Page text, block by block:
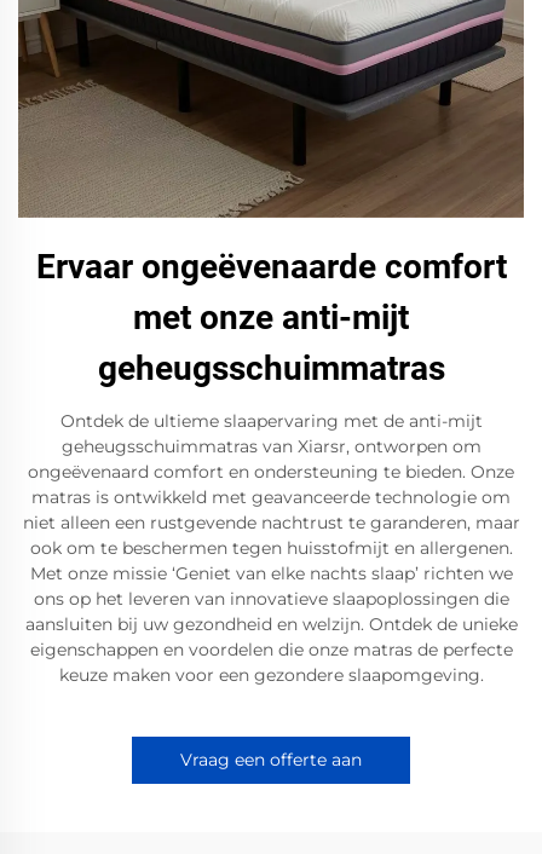
Ervaar ongeëvenaarde comfort
met onze anti-mijt
geheugsschuimmatras
Ontdek de ultieme slaapervaring met de anti-mijt
geheugsschuimmatras van Xiarsr, ontworpen om
ongeëvenaard comfort en ondersteuning te bieden. Onze
matras is ontwikkeld met geavanceerde technologie om
niet alleen een rustgevende nachtrust te garanderen, maar
ook om te beschermen tegen huisstofmijt en allergenen.
Met onze missie ‘Geniet van elke nachts slaap’ richten we
ons op het leveren van innovatieve slaapoplossingen die
aansluiten bij uw gezondheid en welzijn. Ontdek de unieke
eigenschappen en voordelen die onze matras de perfecte
keuze maken voor een gezondere slaapomgeving.
Vraag een offerte aan